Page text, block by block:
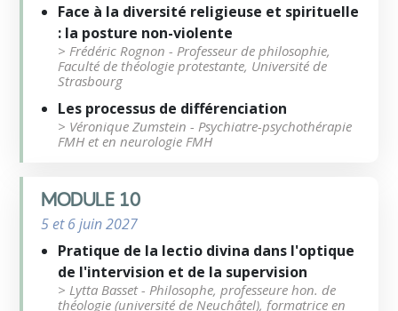
Face à la diversité religieuse et spirituelle
: la posture non-violente
> Frédéric Rognon - Professeur de philosophie,
Faculté de théologie protestante, Université de
Strasbourg
Les processus de différenciation
> Véronique Zumstein - Psychiatre-psychothérapie
FMH et en neurologie FMH
MODULE 10
5 et 6 juin 2027
Pratique de la lectio divina dans l'optique
de l'intervision et de la supervision
> Lytta Basset - Philosophe, professeure hon. de
théologie (université de Neuchâtel), formatrice en